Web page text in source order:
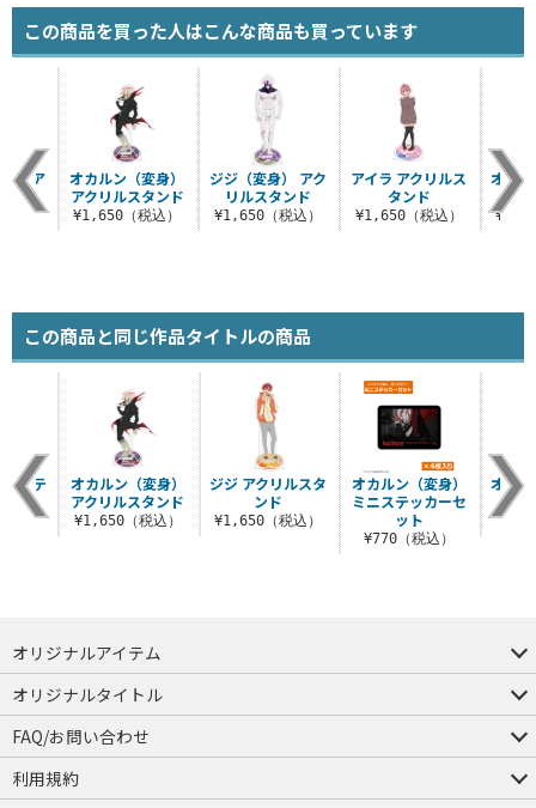
この商品を買った人はこんな商品も買っています
ジジ（変身） アク
リルスタンド
¥1,650（税込）
アイラ アクリルス
タンド
¥1,650（税込）
オカ
） ア
ンド
込）
オカルン（変身）
アクリルスタンド
¥1,650（税込）
この商品と同じ作品タイトルの商品
ジジ アクリルスタ
ンド
¥1,650（税込）
オカルン（変身）
ミニステッカーセ
ット
¥770（税込）
オカ
ッ
ステ
込）
オカルン（変身）
アクリルスタンド
¥1,650（税込）
オリジナルアイテム
つままれ
つかまれ
ピョコッテ
オリジナルタイトル
アイテムヤ
ミスカトニック大學購買部
FAQ/お問い合わせ
FAQ
お問い合わせ
利用規約